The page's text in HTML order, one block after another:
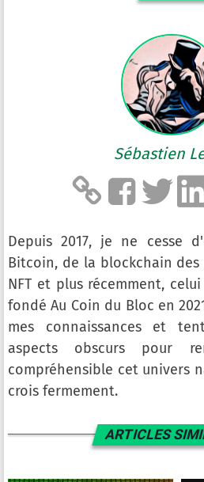
Sébastien
Depuis 2017, je ne cesse
Bitcoin, de la blockchain
NFT et plus récemment,
fondé Au Coin du Bloc en
mes connaissances et
aspects obscurs pour
compréhensible cet univers
crois fermement.
ARTICLES